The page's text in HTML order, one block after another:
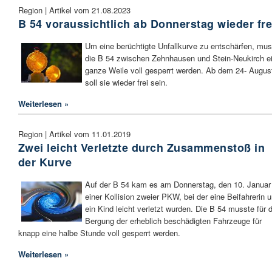
Region | Artikel vom 21.08.2023
B 54 voraussichtlich ab Donnerstag wieder
Um eine berüchtigte Unfallkurve zu entschärfen,
die B 54 zwischen Zehnhausen und Stein-Neukirch
ganze Weile voll gesperrt werden. Ab dem 24-
soll sie wieder frei sein.
Weiterlesen »
Region | Artikel vom 11.01.2019
Zwei leicht Verletzte durch Zusammenstoß in
der Kurve
Auf der B 54 kam es am Donnerstag, den 10.
einer Kollision zweier PKW, bei der eine Beifahrerin
ein Kind leicht verletzt wurden. Die B 54 musste für
Bergung der erheblich beschädigten Fahrzeuge für
knapp eine halbe Stunde voll gesperrt werden.
Weiterlesen »